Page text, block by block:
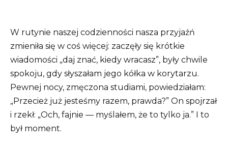
W rutynie naszej codzienności nasza przyjaźń
zmieniła się w coś więcej: zaczęły się krótkie
wiadomości „daj znać, kiedy wracasz”, były chwile
spokoju, gdy słyszałam jego kółka w korytarzu.
Pewnej nocy, zmęczona studiami, powiedziałam:
„Przecież już jesteśmy razem, prawda?” On spojrzał
i rzekł: „Och, fajnie — myślałem, że to tylko ja.” I to
był moment.